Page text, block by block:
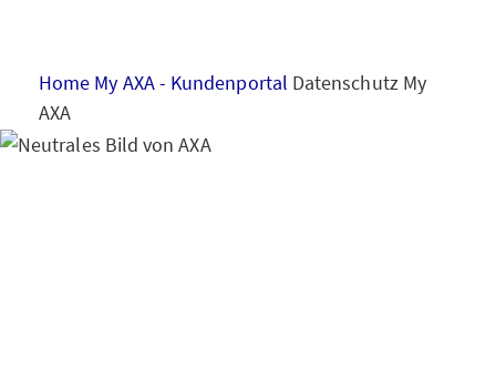
GESUNDHEIT
VORSORGE & VERMÖGEN
Home My AXA - Kundenportal Datenschutz My
AXA